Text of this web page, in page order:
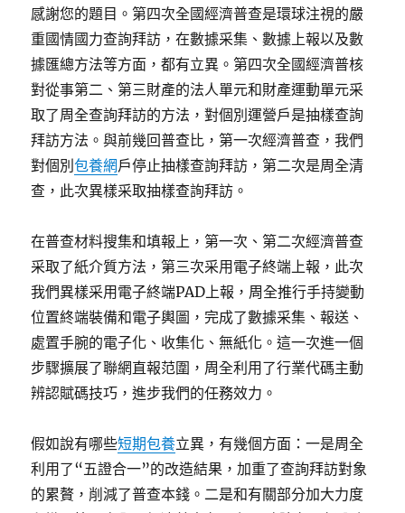
感謝您的題目。第四次全國經濟普查是環球注視的嚴
重國情國力查詢拜訪，在數據采集、數據上報以及數
據匯總方法等方面，都有立異。第四次全國經濟普核
對從事第二、第三財產的法人單元和財產運動單元采
取了周全查詢拜訪的方法，對個別運營戶是抽樣查詢
拜訪方法。與前幾回普查比，第一次經濟普查，我們
對個別包養網戶停止抽樣查詢拜訪，第二次是周全清
查，此次異樣采取抽樣查詢拜訪。
在普查材料搜集和填報上，第一次、第二次經濟普查
采取了紙介質方法，第三次采用電子終端上報，此次
我們異樣采用電子終端PAD上報，周全推行手持變動
位置終端裝備和電子輿圖，完成了數據采集、報送、
處置手腕的電子化、收集化、無紙化。這一次進一個
步驟擴展了聯網直報范圍，周全利用了行業代碼主動
辨認賦碼技巧，進步我們的任務效力。
假如說有哪些短期包養立異，有幾個方面：一是周全
利用了“五證合一”的改造結果，加重了查詢拜訪對象
的累贅，削減了普查本錢。二是和有關部分加大力度